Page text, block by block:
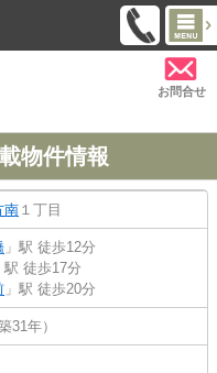
お問合せ
物件情報
南 １丁目
」駅 徒歩12分
駅 徒歩17分
」駅 徒歩20分
31年）